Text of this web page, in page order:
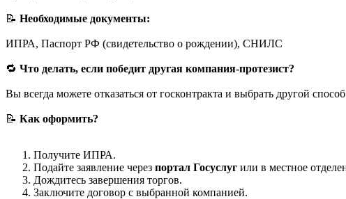
📝 Необходимые документы:
ИПРА, Паспорт РФ (свидетельство о рождении), СНИЛС
🔁 Что делать, если победит другая компания-протезист?
Вы всегда можете отказаться от госконтракта и выбрать другой
📝 Как оформить?
Получите ИПРА.
Подайте заявление через портал Госуслуг или в местное
Дождитесь завершения торгов.
Заключите договор с выбранной компанией.